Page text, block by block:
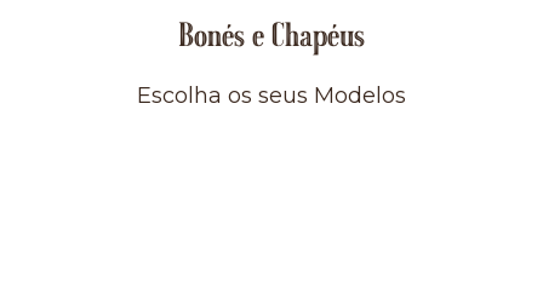
Bonés e Chapéus
Escolha os seus Modelos